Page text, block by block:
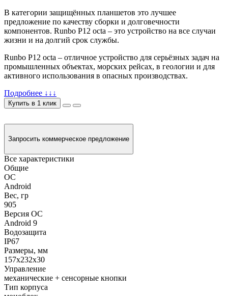
В категории защищённых планшетов это лучшее
предложение по качеству сборки и долговечности
компонентов. Runbo P12 octa – это устройство на все случаи
жизни и на долгий срок службы.
Runbo P12 octa – отличное устройство для серьёзных задач на
промышленных объектах, морских рейсах, в геологии и для
активного использования в опасных производствах.
Подробнее ↓↓↓
Купить в 1 клик
Запросить коммерческое предложение
Все характеристики
Общие
ОС
Android
Вес, гр
905
Версия ОС
Android 9
Водозащита
IP67
Размеры, мм
157x232x30
Управление
механические + сенсорные кнопки
Тип корпуса